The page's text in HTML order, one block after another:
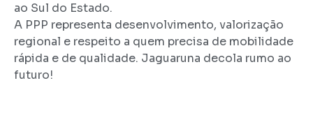
ao Sul do Estado.
A PPP representa desenvolvimento, valorização
regional e respeito a quem precisa de mobilidade
rápida e de qualidade. Jaguaruna decola rumo ao
futuro!